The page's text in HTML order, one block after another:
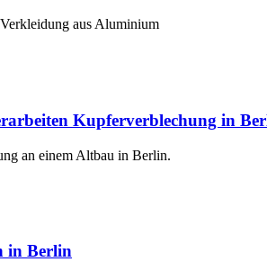
aus Aluminium
Kupferverblechung in
an einem Altbau in Berlin.
in Berlin